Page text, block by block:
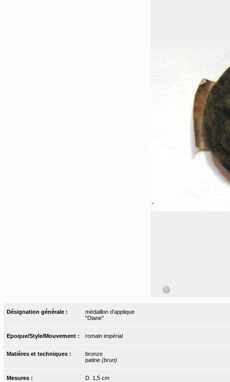
Désignation générale :
médaillon d'applique
"Diane"
Epoque/Style/Mouvement : romain impérial
Matières et techniques :
bronze
patine (brun)
Mesures : D. 1,5 cm